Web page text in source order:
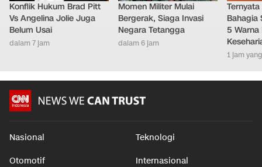
Konflik Hukum Brad Pitt
Vs Angelina Jolie Juga
Belum Usai
dalam 7 jam
Momen Militer Mulai
Bergerak, Siaga Invasi
Negara Tetangga
dalam 6 jam
Bahagia
5
1 jam
Nasional Teknologi
Otomotif Internasional